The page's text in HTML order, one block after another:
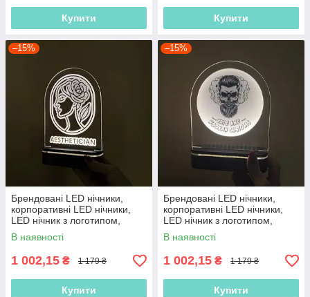
Купити Купити
–15%
Брендовані LED нічники,
корпоративні LED нічники,
LED нічник з логотипом,
нічник з акумулятором
В наявності
1 002,15 ₴ 1 179 ₴
Купити
–15%
Брендовані LED нічники,
корпоративні LED нічники,
LED нічник з логотипом,
нічник з акумулятором
В наявності
1 002,15 ₴ 1 179 ₴
Купити